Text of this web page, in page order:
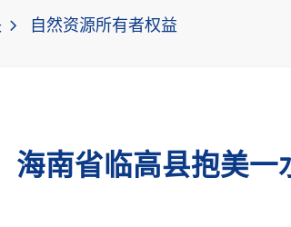
自然资源所有者权益
海南省临高县抱美